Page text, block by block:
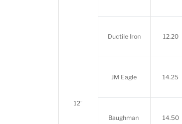
12"
Ductile Iron 12.20
JM Eagle 14.25
Baughman 14.50